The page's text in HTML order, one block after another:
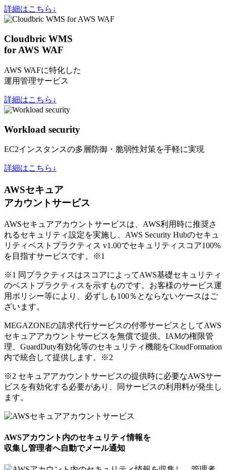
詳細はこちら↓
Cloudbric WMS
for AWS WAF
AWS WAFに特化した
運用管理サービス
詳細はこちら↓
Workload security
EC2インスタンスの多層防御・脆弱性対策を手軽に実現
詳細はこちら↓
AWSセキュア
アカウントサービス
AWSセキュアアカウントサービスは、AWS利用時に推奨さ
れるセキュリティ設定を実施し、AWS Security Hubのセキュ
リティベストプラクティス v1.00でセキュリティスコア100%
を目指すサービスです。
※1
※1 同プラクティスはスコアによってAWS基礎セキュリティ
のベストプラクティスを示すものです。お客様のサービス運
用ポリシー等により、必ずしも100％とならないケースはご
ざいます。
MEGAZONEの請求代行サービスの付帯サービスとしてAWS
セキュアアカウントサービスを無償で提供。IAMの権限管
理、GuardDuty有効化等のセキュリティ機能をCloudFormation
内で統合して提供します。
※2
※2 セキュアアカウントサービスの提供時に必要なAWSサー
ビスを有効化する必要があり、同サービスの利用料が発生し
ます。
AWSアカウント内のセキュリティ情報を
収集し管理者へ自動でメール通知